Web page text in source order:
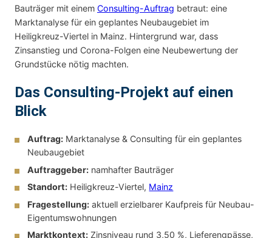
Bauträger mit einem Consulting-Auftrag betraut: eine
Marktanalyse für ein geplantes Neubaugebiet im
Heiligkreuz-Viertel in Mainz. Hintergrund war, dass
Zinsanstieg und Corona-Folgen eine Neubewertung der
Grundstücke nötig machten.
Das Consulting-Projekt auf einen
Blick
Auftrag: Marktanalyse & Consulting für ein geplantes
Neubaugebiet
Auftraggeber: namhafter Bauträger
Standort: Heiligkreuz-Viertel, Mainz
Fragestellung: aktuell erzielbarer Kaufpreis für Neubau-
Eigentumswohnungen
Marktkontext: Zinsniveau rund 3,50 %, Lieferengpässe,